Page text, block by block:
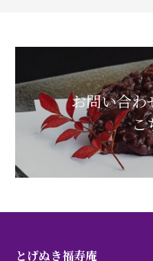
お問い合わ
こ
とげぬき福寿庵